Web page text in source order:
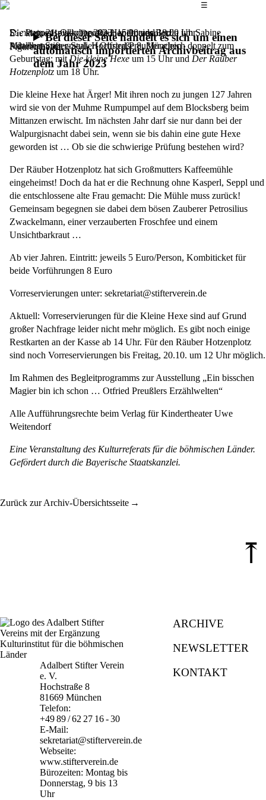
Das
☰
Bei dieser Seite handelt es sich um einen
automatisch importierten Archivbeitrag aus
dem Jahr 2023
Die kleine Hexe – Der Räuber Hotzenplotz
Figurentheater
DiePuppenspielkompanie Handmaids Berlin um Sabine
Mittelhammergratuliert Otfried Preußler gleich doppelt zum
Geburtstag: mitDie kleine Hexe um 15 Uhr und Der Räuber
Hotzenplotz um 18 Uhr.
Die kleine Hexe hat Ärger! Mit ihren noch zu jungen 127 Jahren
wird sie von der Muhme Rumpumpel auf dem Blocksberg beim
Mittanzen erwischt. Im nächsten Jahr darf sie nur dann bei der
Walpurgisnacht dabei sein, wenn sie bis dahin eine gute Hexe
geworden ist … Ob sie die schwierige Prüfung bestehen wird?
Der Räuber Hotzenplotz hat sich Großmutters Kaffeemühle
eingeheimst! Doch da hat er die Rechnung ohne Kasperl, Seppl und
die entschlossene alte Frau gemacht: Die Mühle muss zurück!
Gemeinsam begegnen sie dabei dem bösen Zauberer Petrosilius
Zwackelmann, einer verzauberten Froschfee und einem
Unsichtbarkraut …
Ab vier Jahren. Eintritt: jeweils 5 Euro/Person, Kombiticket für
beide Vorführungen 8 Euro
Vorreservierungen unter: sekretariat@stifterverein.de
Aktuell: Vorreservierungen für die Kleine Hexe sind auf Grund
großer Nachfrage leider nicht mehr möglich. Es gibt noch einige
Restkarten an der Kasse ab 14 Uhr. Für den Räuber Hotzenplotz
sind noch Vorreservierungen bis Freitag, 20.10. um 12 Uhr möglich.
Im Rahmen des Begleitprogramms zur Ausstellung „Ein bisschen
Magier bin ich schon … Otfried Preußlers Erzählwelten“
Alle Aufführungsrechte beim Verlag für Kindertheater Uwe
Weitendorf
Eine Veranstaltung des Kulturreferats für die böhmischen Länder.
Gefördert durch die Bayerische Staatskanzlei.
Samstag, 21. Oktober 2023,15.00 und 18.00 Uhr
Adalbert-Stifter-Saal, Hochstraße 8, München
Zurück zur Archiv-Übersichtsseite
⤒
Adalbert Stifter Verein
e. V.
Hochstraße 8
81669 München
Telefon:
+49 89 / 62 27 16 - 30
E-Mail:
sekretariat@stifterverein.de
Webseite:
www.stifterverein.de
Bürozeiten: Montag bis
Donnerstag, 9 bis 13
Uhr
ARCHIVE
NEWSLETTER
KONTAKT